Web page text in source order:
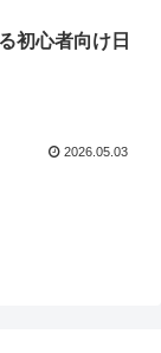
初心者向け日
2026.05.03